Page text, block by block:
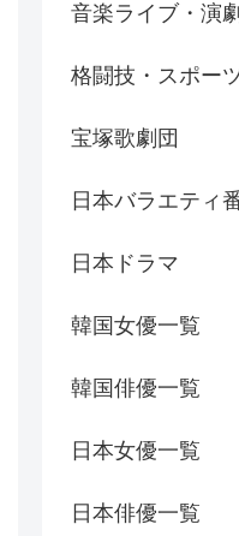
音楽ライブ・演
格闘技・スポー
宝塚歌劇団
日本バラエティ
日本ドラマ
韓国女優一覧
韓国俳優一覧
日本女優一覧
日本俳優一覧